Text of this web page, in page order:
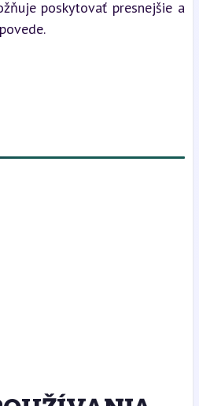
poskytovať presnejšie a